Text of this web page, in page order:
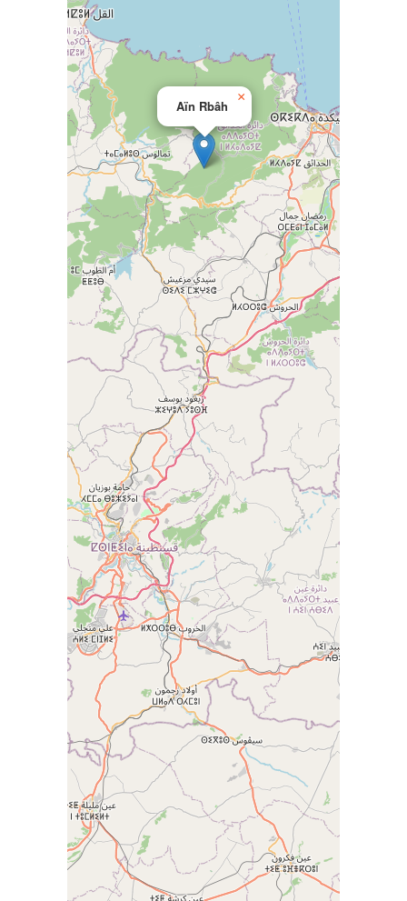
Aïn Rbâh
×